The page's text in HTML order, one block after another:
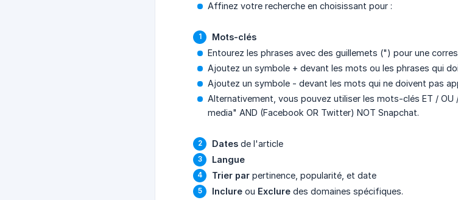
Affinez votre recherche en choisissant pour :
Mots-clés
Entourez les phrases avec des guillemets (") pour une
Ajoutez un symbole + devant les mots ou les phrases qui
Ajoutez un symbole - devant les mots qui ne doivent pas
Alternativement, vous pouvez utiliser les mots-clés ET /
media" AND (Facebook OR Twitter) NOT Snapchat.
Dates de l'article
Langue
Trier par pertinence, popularité, et date
Inclure ou Exclure des domaines spécifiques.